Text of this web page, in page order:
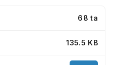
68 ta
135.5 KB